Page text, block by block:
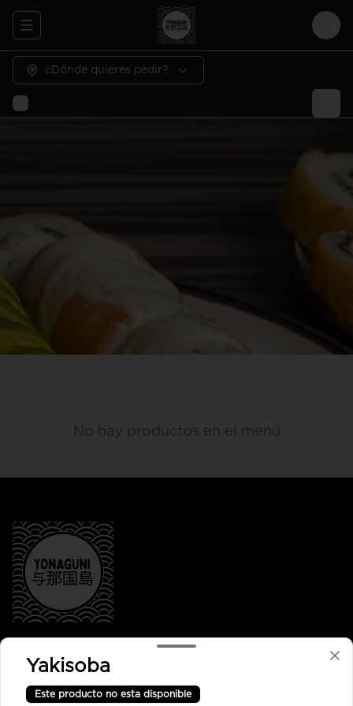
Abrir menu de navegación
¿Dónde quieres pedir?
No hay productos en el menú
Despacho
Yakisoba
Este producto no esta disponible